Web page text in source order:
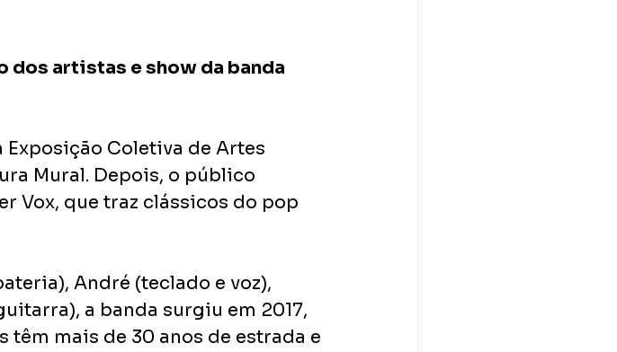
dos artistas e show da banda
Coletiva de Artes
Mural. Depois, o público
Vox, que traz clássicos do pop
André (teclado e voz),
a banda surgiu em 2017,
mais de 30 anos de estrada e